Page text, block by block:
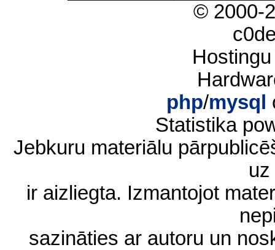
© 2000-
php/mysql
Statistika
Jebkuru materiālu
ir aizliegta. Izmantojot
sazināties ar autoru un